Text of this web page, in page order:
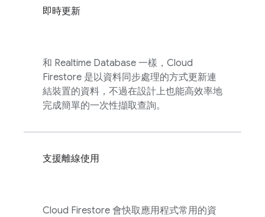
即時更新
和 Realtime Database 一樣， Cloud
Firestore 是以資料同步處理的方式更新連
結裝置的資料，不過在設計上也能高效率地
完成簡單的一次性擷取查詢。
支援離線使用
Cloud Firestore 會快取應用程式常用的資